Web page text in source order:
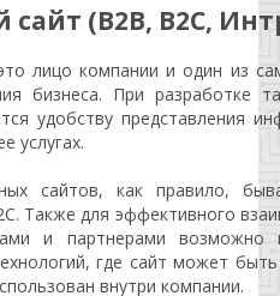
(B2B, B2C,
лицо компании и один из
бизнеса. При разработке
удобству представления
услугах.
сайтов, как правило,
Также для эффективного
и партнерами возможно
где сайт может
внутри компании.